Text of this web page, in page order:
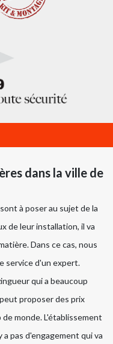
dans la ville de
à poser au sujet de la
de leur installation, il va
Dans ce cas, nous
service d'un expert.
qui a beaucoup
proposer des prix
monde. L'établissement
pas d'engagement qui va